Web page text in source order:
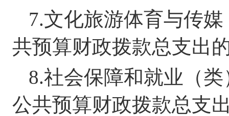
7.文化旅游体育与传
共预算财政拨款总支出
8.社会保障和就业（类
公共预算财政拨款总支